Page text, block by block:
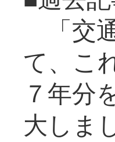
「交
て、こ
７年分
大